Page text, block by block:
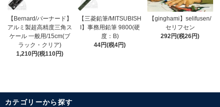
【Bernard/バーナード】
アルミ製超高精度三角ス
ケール 一般用/15cm(ブ
ラック・クリア)
1,210円(税110円)
【三菱鉛筆/MITSUBISH
I】事務用鉛筆 9800(硬
度：B)
44円(税4円)
【ginghami】selifusen/
セリフセン
292円(税26円)
カテゴリーから探す